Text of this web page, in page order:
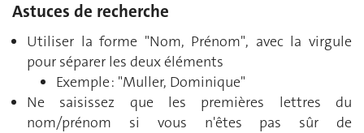
Astuces de recherche
Utiliser la forme "Nom, Prénom", avec la virgule
pour séparer les deux éléments
Exemple : "Muller, Dominique"
Ne saisissez que les premières lettres du
nom/prénom si vous n'êtes pas sûr de